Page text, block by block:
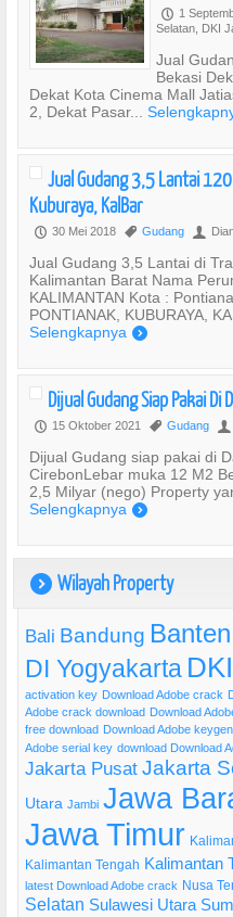
P 1
Selatan, DKI
Jual
Bekasi
Dekat Kota Cinema Mall
2, Dekat Pasar...
Jual Gudang 3,5 Lantai
Kuburaya, KalBar
P 30 Mei 2018 , Gudang U
Jual Gudang 3,5 Lantai di
Kalimantan Barat Nama
KALIMANTAN Kota :
PONTIANAK, KUBURAYA,
Selengkapnya )
Dijual Gudang Siap Pakai Di
P 15 Oktober 2021 , Gudang U
Dijual Gudang siap pakai di
CirebonLebar muka 12 M2
2,5 Milyar (nego) Property
Selengkapnya )
) Wilayah Property
Bali Bandung Banten
DI Yogyakarta
activation key Download Adobe crack
Adobe crack download Download
free download Download Adobe keygen
Adobe serial key download Download
Jakarta Pusat Jakarta
Utara Jambi Jawa
Jawa Timur
Kalimantan Tengah Kalimantan
latest Download Adobe crack Nusa
Selatan Sulawesi Utara